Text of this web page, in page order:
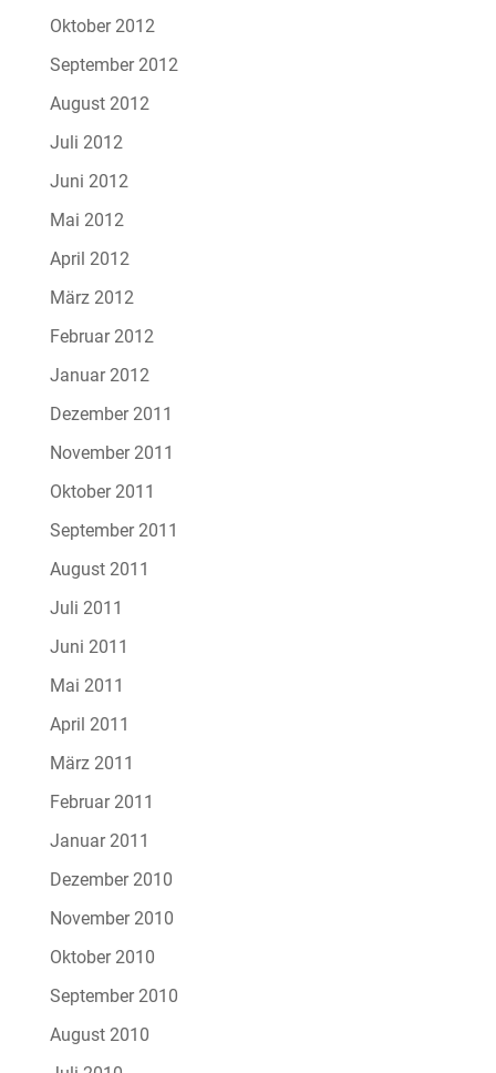
Oktober 2012
September 2012
August 2012
Juli 2012
Juni 2012
Mai 2012
April 2012
März 2012
Februar 2012
Januar 2012
Dezember 2011
November 2011
Oktober 2011
September 2011
August 2011
Juli 2011
Juni 2011
Mai 2011
April 2011
März 2011
Februar 2011
Januar 2011
Dezember 2010
November 2010
Oktober 2010
September 2010
August 2010